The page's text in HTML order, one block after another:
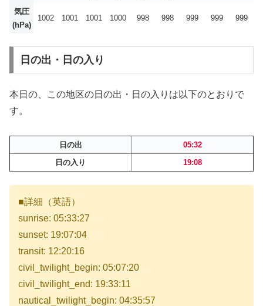
気圧
(hPa)
1002 1001 1001 1000 998 998 999 999 999
日の出・日の入り
本日の、この地区の日の出・日の入りは以下のとおりで
す。
日の出
05:32
日の入り
19:08
■詳細（英語）
sunrise: 05:33:27
sunset: 19:07:04
transit: 12:20:16
civil_twilight_begin: 05:07:20
civil_twilight_end: 19:33:11
nautical_twilight_begin: 04:35:57